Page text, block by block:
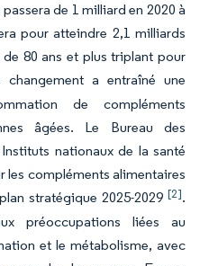
de 1 milliard en 2020 à
pour atteindre 2,1 milliards
80 ans et plus triplant pour
changement a entraîné une
de compléments
âgées. Le Bureau des
nationaux de la santé
les compléments alimentaires
stratégique 2025-2029 [2].
préoccupations liées au
et le métabolisme, avec